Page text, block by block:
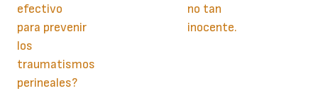
efectivo
para prevenir
los
traumatismos
perineales?
no tan
inocente.